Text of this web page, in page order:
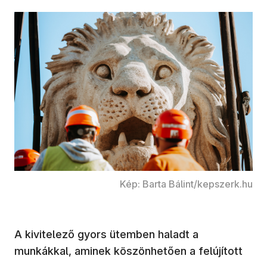
Kép: Barta Bálint/kepszerk.hu
A kivitelező gyors ütemben haladt a
munkákkal, aminek köszönhetően a felújított